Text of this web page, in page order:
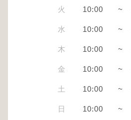
火 10:00 ~
水 10:00 ~
木 10:00 ~
金 10:00 ~
土 10:00 ~
日 10:00 ~